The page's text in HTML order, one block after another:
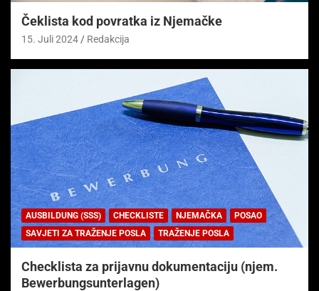
Čeklista kod povratka iz Njemačke
15. Juli 2024 Redakcija
AUSBILDUNG (SSS) CHECKLISTE NJEMAČKA
POSAO
SAVJETI ZA TRAŽENJE POSLA
TRAŽENJE POSLA
Checklista za prijavnu dokumentaciju (njem.
Bewerbungsunterlagen)